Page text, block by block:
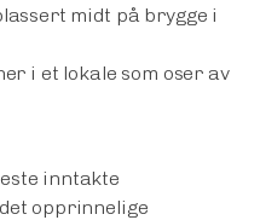
midt på brygge i
i et lokale som oser av
inntakte
opprinnelige